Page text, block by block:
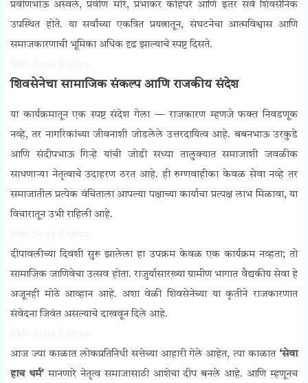
प्रवीणभाऊ अस्वले, प्रवीण मोरे, प्रभाकर कोहपरे आणि इतर सर्व शिवसैनिक
उपस्थित होते.या सर्वांच्या एकत्रित प्रयत्नातून, संघटनेचा आत्मविश्वास आणि
समाजकारणाची भूमिका अधिक दृढ झाल्याचे स्पष्ट दिसते.
शिवसेनेचा सामाजिक संकल्प आणि राजकीय संदेश
या कार्यक्रमातून एक स्पष्ट संदेश गेला — राजकारण म्हणजे फक्त निवडणूक
नव्हे, तर नागरिकांच्या जीवनाशी जोडलेले उत्तरदायित्व आहे. बबनभाऊ उरकुडे
आणि संदीपभाऊ गिऱ्हे यांची जोडी सध्या तालुक्यात समाजाशी जवळीक
साधणाऱ्या नेतृत्वाचे उदाहरण ठरत आहे.ही रुग्णवाहीका केवळ सेवा नव्हे तर
समाजातील प्रत्येक वंचिताला आपल्या पक्षाच्या कार्याचा प्रत्यक्ष लाभ मिळावा, या
विचारातून उभी राहिली आहे.
दीपावलीच्या दिवशी सुरू झालेला हा उपक्रम केवळ एक कार्यक्रम नव्हता; तो
सामाजिक जाणिवेचा उत्सव होता. राजुर्यासारख्या ग्रामीण भागात वैद्यकीय सेवा हे
अजूनही मोठे आव्हान आहे. अशा वेळी शिवसेनेच्या या कृतीने राजकारणात
संवेदना जिवंत असल्याचे दाखवून दिले आहे.
आज ज्या काळात लोकप्रतिनिधी सत्तेच्या आहारी गेले आहेत, त्या काळात ‘सेवा
हाच धर्म’मानणारे नेतृत्व समाजासाठी आशेचा दीप बनले आहे. आणि म्हणूनच